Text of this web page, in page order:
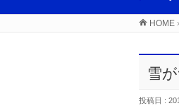
HOME
雪
投稿日 :